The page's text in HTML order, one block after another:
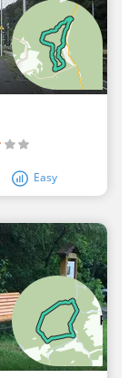
Easy